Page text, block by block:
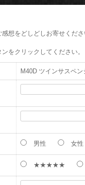
想をどしどしお寄せくだ
をクリックしてください。
M40D ツインサスペン
男性 女性
★★★★★